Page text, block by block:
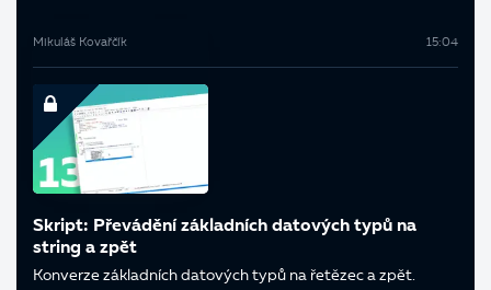
Mikuláš Kovařčík 15:04
Skript: Převádění základních datových typů na
string a zpět
Konverze základních datových typů na řetězec a zpět.